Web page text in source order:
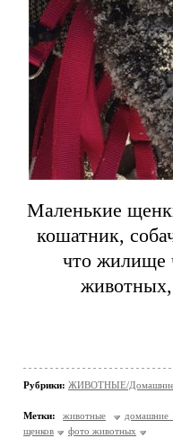
Маленькие
кошатник,
что жилище
животных,
Рубрики: ЖИВОТНЫЕ/Домашние
Метки: животные
щенков
фото животных